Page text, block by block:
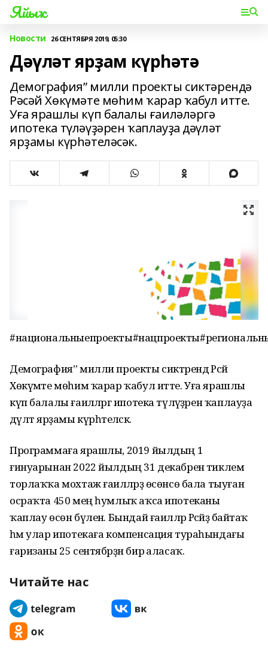
Яйыҡ
Новости 26 СЕНТЯБРЯ 2019, 05:30
Дәүләт ярҙам күрһәтә
Демография” милли проекты сиктәрендә
Рәсәй Хөкүмәте мөһим ҡарар ҡабул итте.
Уға ярашлы күп балалы ғаиләләргә
ипотека түләүҙәрен ҡаплауҙа дәүләт
ярҙамы күрһәтеләсәк.
Демография” милли проекты сиктәрендә Рәсәй
Хөкүмәте мөһим ҡарар ҡабул итте. Уға ярашлы
күп балалы ғаиләләргә ипотека түләүҙәрен ҡаплауҙа
дәүләт ярҙамы күрһәтеләсәк.
Программаға ярашлы, 2019 йылдың 1
ғинуарынан 2022 йылдың 31 декабренә тиклем
торлаҡҡа мохтаж ғаиләләрҙә өсөнсө бала тыуған
осраҡта 450 мең һумлыҡ аҡса ипотеканы
ҡаплау өсөн бүленә. Бындай ғаиләләр Рәсәйҙә байтаҡ
һәм улар ипотекаға компенсация тураһындағы
ғаризаны 25 сентябрҙән бирә аласаҡ.
Читайте нас